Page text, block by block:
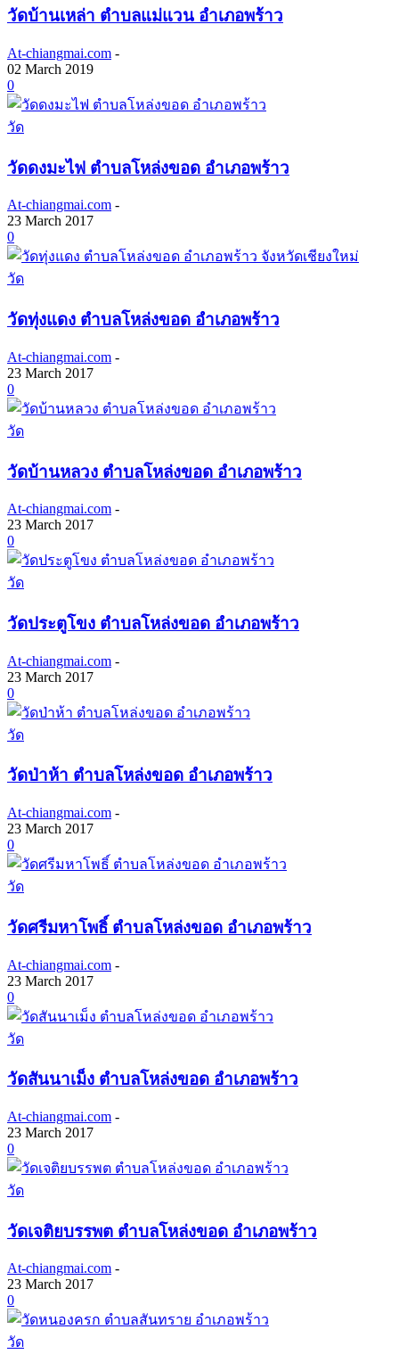
วัดบ้านเหล่า ตำบลแม่แวน อำเภอพร้าว
At-chiangmai.com -
02 March 2019
0
วัด
วัดดงมะไฟ ตำบลโหล่งขอด อำเภอพร้าว
At-chiangmai.com -
23 March 2017
0
วัด
วัดทุ่งแดง ตำบลโหล่งขอด อำเภอพร้าว
At-chiangmai.com -
23 March 2017
0
วัด
วัดบ้านหลวง ตำบลโหล่งขอด อำเภอพร้าว
At-chiangmai.com -
23 March 2017
0
วัด
วัดประตูโขง ตำบลโหล่งขอด อำเภอพร้าว
At-chiangmai.com -
23 March 2017
0
วัด
วัดป่าห้า ตำบลโหล่งขอด อำเภอพร้าว
At-chiangmai.com -
23 March 2017
0
วัด
วัดศรีมหาโพธิ์ ตำบลโหล่งขอด อำเภอพร้าว
At-chiangmai.com -
23 March 2017
0
วัด
วัดสันนาเม็ง ตำบลโหล่งขอด อำเภอพร้าว
At-chiangmai.com -
23 March 2017
0
วัด
วัดเจติยบรรพต ตำบลโหล่งขอด อำเภอพร้าว
At-chiangmai.com -
23 March 2017
0
วัด